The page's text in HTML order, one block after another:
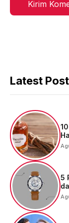
Latest Post
5